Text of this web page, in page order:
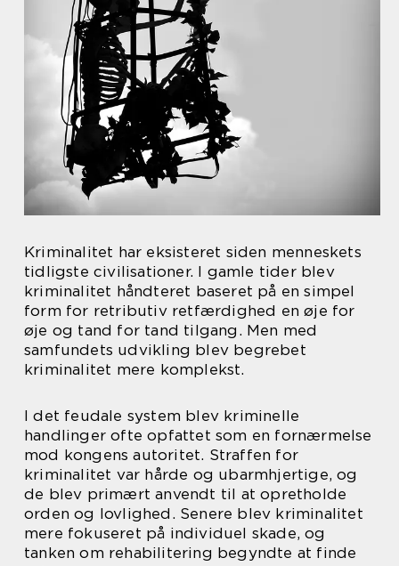
Kriminalitet har eksisteret siden menneskets
tidligste civilisationer. I gamle tider blev
kriminalitet håndteret baseret på en simpel
form for retributiv retfærdighed en øje for
øje og tand for tand tilgang. Men med
samfundets udvikling blev begrebet
kriminalitet mere komplekst.
I det feudale system blev kriminelle
handlinger ofte opfattet som en fornærmelse
mod kongens autoritet. Straffen for
kriminalitet var hårde og ubarmhjertige, og
de blev primært anvendt til at opretholde
orden og lovlighed. Senere blev kriminalitet
mere fokuseret på individuel skade, og
tanken om rehabilitering begyndte at finde